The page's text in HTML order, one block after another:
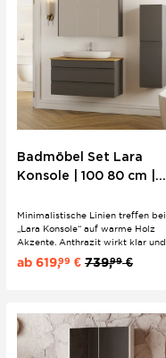
Badmöbel Set Lara
Konsole | 100 80 cm |
Walnuss | Aufsatz
Minimalistische Linien treffen bei
„Lara Konsole“ auf warme Holz
Akzente. Anthrazit wirkt klar und
hochwertig, während die
Waschtischplatte in Eiche oder
und macht das Gesamtbild...
ab 619,99 € 739,99€